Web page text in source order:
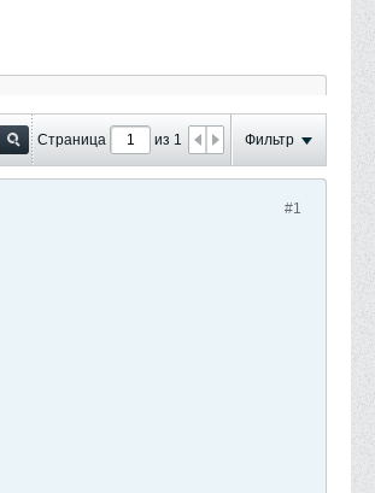
Страница из 1 Фильтр
#1